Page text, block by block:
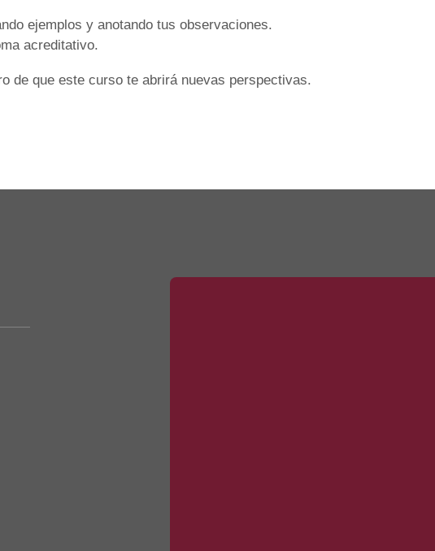
ejemplos y anotando tus observaciones.
acreditativo.
de que este curso te abrirá nuevas perspectivas.